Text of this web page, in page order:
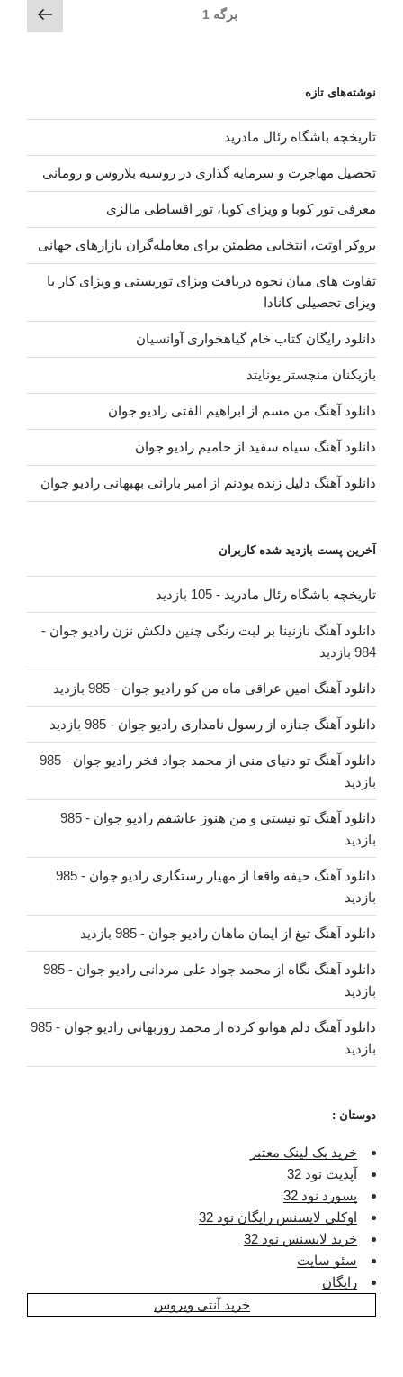
برگه 1
برگه
بعدی
نوشته‌های تازه
تاریخچه باشگاه رئال مادرید
تحصیل مهاجرت و سرمایه گذاری در روسیه بلاروس و رومانی
معرفی تور کوبا و ویزای کوبا، تور اقساطی مالزی
بروکر اوتت، انتخابی مطمئن برای معامله‌گران بازارهای جهانی
تفاوت های میان نحوه دریافت ویزای توریستی و ویزای کار با
ویزای تحصیلی کانادا
دانلود رایگان کتاب خام گیاهخواری آوانسیان
بازیکنان منچستر یونایتد
دانلود آهنگ من مسم از ابراهیم الفتی رادیو جوان
دانلود آهنگ سیاه سفید از حامیم رادیو جوان
دانلود آهنگ دلیل زنده بودنم از امیر بارانی بهبهانی رادیو جوان
آخرین پست بازدید شده کاربران
تاریخچه باشگاه رئال مادرید - 105 بازدید
دانلود آهنگ نازنینا بر لبت رنگی چنین دلکش نزن رادیو جوان -
984 بازدید
دانلود آهنگ امین عراقی ماه من کو رادیو جوان - 985 بازدید
دانلود آهنگ جنازه از رسول نامداری رادیو جوان - 985 بازدید
دانلود آهنگ تو دنیای منی از محمد جواد فخر رادیو جوان
- 985
بازدید
دانلود آهنگ تو نیستی و من هنوز عاشقم رادیو جوان
- 985
بازدید
دانلود آهنگ حیفه واقعا از مهیار رستگاری رادیو جوان
- 985
بازدید
دانلود آهنگ تیغ از ایمان ماهان رادیو جوان - 985 بازدید
دانلود آهنگ نگاه از محمد جواد علی مردانی رادیو جوان
- 985
بازدید
دانلود آهنگ دلم هواتو کرده از محمد روزبهانی رادیو جوان
- 985
بازدید
دوستان :
خرید بک لینک معتبر
آپدیت نود 32
پسورد نود 32
اوکلی لایسنس رایگان نود 32
خرید لایسنس نود 32
سئو سایت
رایگان
خرید آنتی ویروس